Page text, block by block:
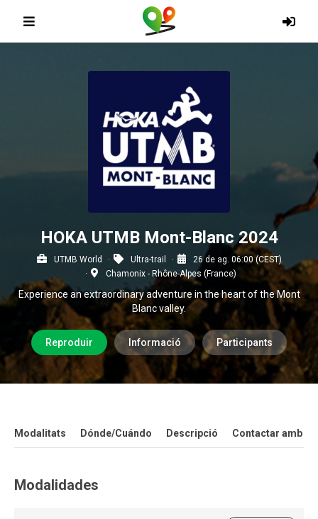
HOKA UTMB Mont-Blanc 2024
UTMB World Ultra-trail
26 de ag. 06:00 (CEST)
Chamonix - Rhône-Alpes (France)
Experience an extraordinary adventure in the heart of the Mont
Blanc valley.
Reproduir Informació Participants
Modalitats Dónde/Cuándo Descripció Contactar amb
Modalidades